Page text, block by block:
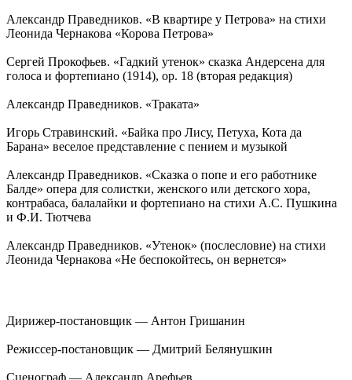
Александр Праведников. «В квартире у Петрова» на стихи
Леонида Чернакова «Корова Петрова»
Сергей Прокофьев. «Гадкий утенок» сказка Андерсена для
голоса и фортепиано (1914), op. 18 (вторая редакция)
Александр Праведников. «Траката»
Игорь Стравинский. «Байка про Лису, Петуха, Кота да
Барана» веселое представление с пением и музыкой
Александр Праведников. «Сказка о попе и его работнике
Балде» опера для солистки, женского или детского хора,
контрабаса, балалайки и фортепиано на стихи А.С. Пушкина
и Ф.И. Тютчева
Александр Праведников. «Утенок» (послесловие) на стихи
Леонида Чернакова «Не беспокойтесь, он вернется»
Дирижер-постановщик — Антон Гришанин
Режиссер-постановщик — Дмитрий Белянушкин